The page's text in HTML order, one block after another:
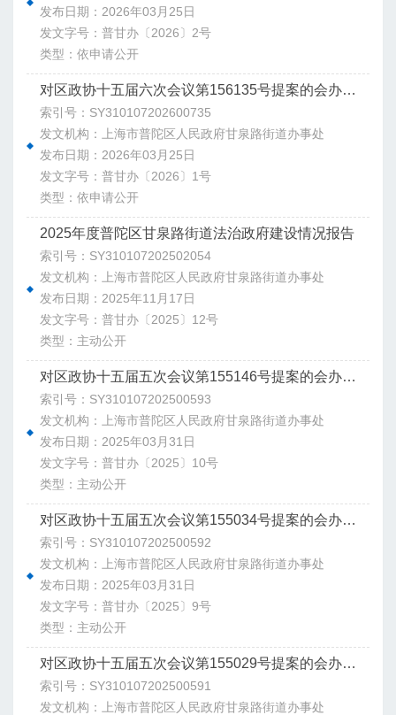
发布日期：2026年03月25日
发文字号：普甘办〔2026〕2号
类型：依申请公开
对区政协十五届六次会议第156135号提案的会办意见
索引号：SY310107202600735
发文机构：上海市普陀区人民政府甘泉路街道办事处
发布日期：2026年03月25日
发文字号：普甘办〔2026〕1号
类型：依申请公开
2025年度普陀区甘泉路街道法治政府建设情况报告
索引号：SY310107202502054
发文机构：上海市普陀区人民政府甘泉路街道办事处
发布日期：2025年11月17日
发文字号：普甘办〔2025〕12号
类型：主动公开
对区政协十五届五次会议第155146号提案的会办意见
索引号：SY310107202500593
发文机构：上海市普陀区人民政府甘泉路街道办事处
发布日期：2025年03月31日
发文字号：普甘办〔2025〕10号
类型：主动公开
对区政协十五届五次会议第155034号提案的会办意见
索引号：SY310107202500592
发文机构：上海市普陀区人民政府甘泉路街道办事处
发布日期：2025年03月31日
发文字号：普甘办〔2025〕9号
类型：主动公开
对区政协十五届五次会议第155029号提案的会办意见
索引号：SY310107202500591
发文机构：上海市普陀区人民政府甘泉路街道办事处